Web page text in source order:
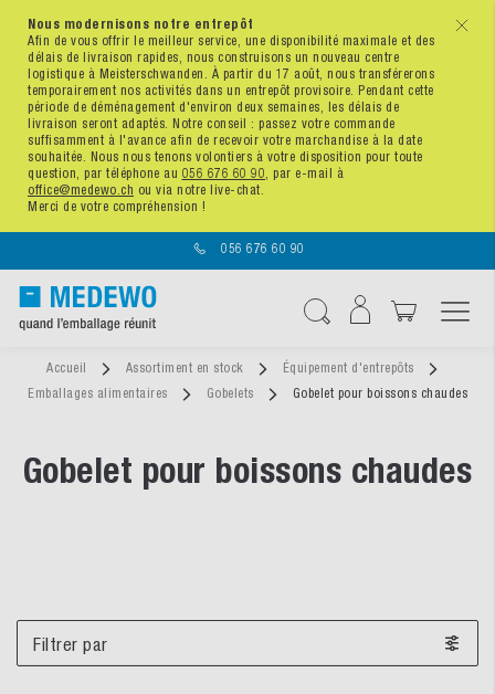
x
Nous modernisons notre entrepôt
Afin de vous offrir le meilleur service, une disponibilité maximale et des
délais de livraison rapides, nous construisons un nouveau centre
logistique à Meisterschwanden. À partir du 17 août, nous transférerons
temporairement nos activités dans un entrepôt provisoire. Pendant cette
période de déménagement d'environ deux semaines, les délais de
livraison seront adaptés. Notre conseil : passez votre commande
suffisamment à l'avance afin de recevoir votre marchandise à la date
souhaitée. Nous nous tenons volontiers à votre disposition pour toute
question, par téléphone au 056 676 60 90, par e-mail à
office@medewo.ch ou via notre live-chat.
Merci de votre compréhension !
056 676 60 90
Accueil Assortiment en stock
Équipement d'entrepôts
Emballages alimentaires
Gobelets Gobelet pour boissons chaudes
Gobelet pour boissons chaudes
Filtrer par